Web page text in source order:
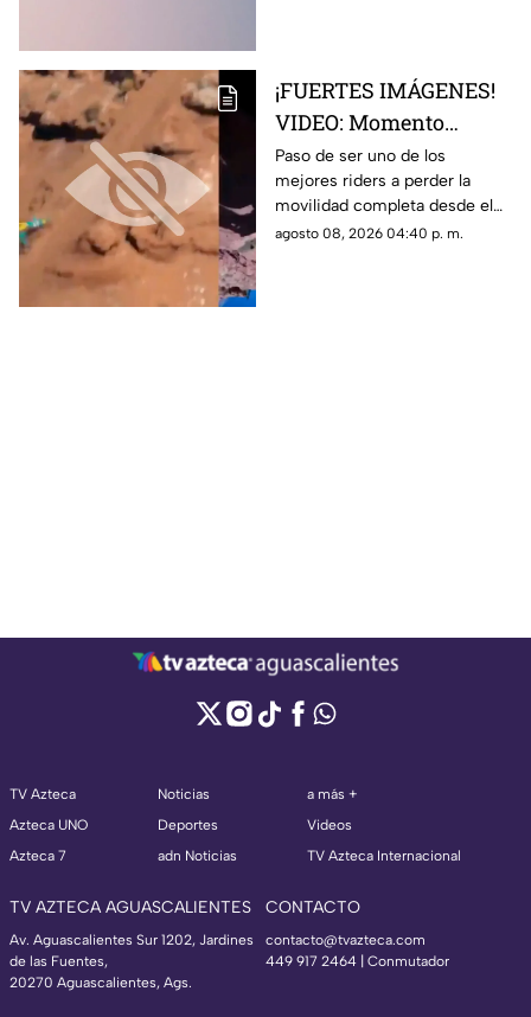
¡FUERTES IMÁGENES!
VIDEO: Momento
exacto en que famoso
rider catalán sufre una
caída que lo deja
parapléjico
Paso de ser uno de los
mejores riders a perder la
movilidad completa desde el
pecho hasta sus piernas
agosto 08, 2026 04:40 p. m.
TV Azteca
Azteca UNO
Azteca 7
Noticias
Deportes
adn Noticias
a más +
Videos
TV Azteca Internacional
TV AZTECA AGUASCALIENTES
Av. Aguascalientes Sur 1202, Jardines
de las Fuentes,
20270 Aguascalientes, Ags.
CONTACTO
contacto@tvazteca.com
449 917 2464 | Conmutador